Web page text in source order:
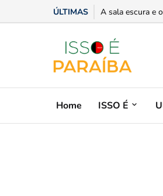
ÚLTIMAS “Você sabe
Home ISSO É